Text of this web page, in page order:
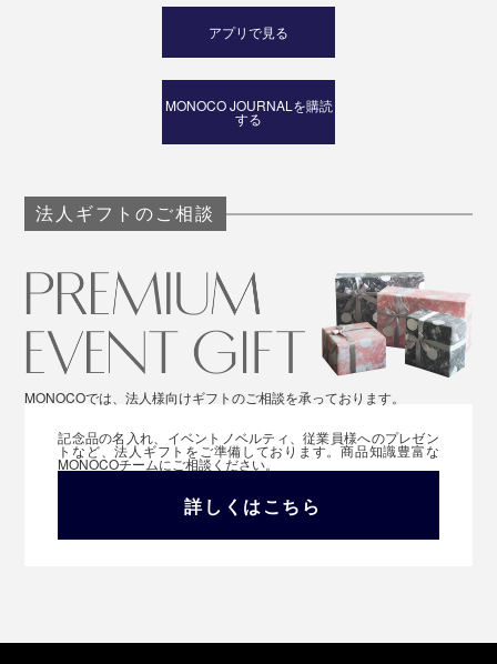
アプリで見る
MONOCO JOURNALを購読
する
法人ギフトのご相談
MONOCOでは、法人様向けギフトのご相談を承っております。
記念品の名入れ、イベントノベルティ、従業員様へのプレゼン
トなど、法人ギフトをご準備しております。商品知識豊富な
MONOCOチームにご相談ください。
詳しくはこちら